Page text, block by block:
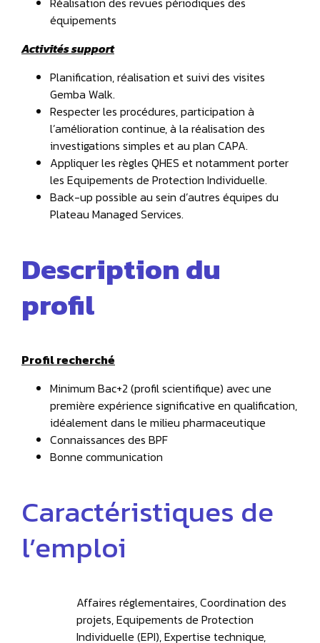
équipements
Activités support
Planification, réalisation et suivi des visites
Gemba Walk.
Respecter les procédures, participation à
l’amélioration continue, à la réalisation des
investigations simples et au plan CAPA.
Appliquer les règles QHES et notamment porter
les Equipements de Protection Individuelle.
Back-up possible au sein d’autres équipes du
Plateau Managed Services.
Description du
profil
Profil recherché
Minimum Bac+2 (profil scientifique) avec une
première expérience significative en qualification,
idéalement dans le milieu pharmaceutique
Connaissances des BPF
Bonne communication
Caractéristiques de
l’emploi
Affaires réglementaires, Coordination des
projets, Equipements de Protection
Individuelle (EPI), Expertise technique,